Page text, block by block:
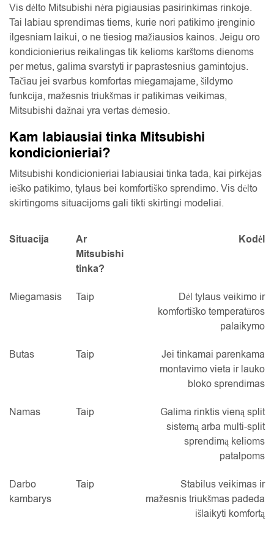
Vis dėlto Mitsubishi nėra pigiausias pasirinkimas rinkoje.
Tai labiau sprendimas tiems, kurie nori patikimo įrenginio
ilgesniam laikui, o ne tiesiog mažiausios kainos. Jeigu oro
kondicionierius reikalingas tik kelioms karštoms dienoms
per metus, galima svarstyti ir paprastesnius gamintojus.
Tačiau jei svarbus komfortas miegamajame, šildymo
funkcija, mažesnis triukšmas ir patikimas veikimas,
Mitsubishi dažnai yra vertas dėmesio.
Kam labiausiai tinka Mitsubishi
kondicionieriai?
Mitsubishi kondicionieriai labiausiai tinka tada, kai pirkėjas
ieško patikimo, tylaus bei komfortiško sprendimo. Vis dėlto
skirtingoms situacijoms gali tikti skirtingi modeliai.
Situacija
Ar
Mitsubishi
tinka?
Kodėl
Miegamasis Taip
Dėl tylaus veikimo ir
komfortiško temperatūros
palaikymo
Butas Taip
Jei tinkamai parenkama
montavimo vieta ir lauko
bloko sprendimas
Namas Taip
Galima rinktis vieną split
sistemą arba multi-split
sprendimą kelioms
patalpoms
Darbo
kambarys
Taip
Stabilus veikimas ir
mažesnis triukšmas padeda
išlaikyti komfortą